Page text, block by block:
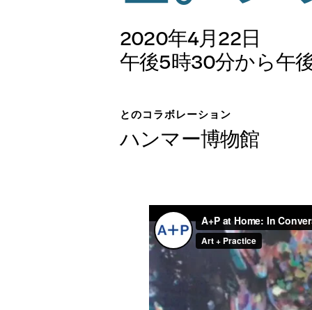
展示会
公開
アー
日本語
2020年4月22日
午後5時30分から午
とのコラボレーション
ハンマー博物館